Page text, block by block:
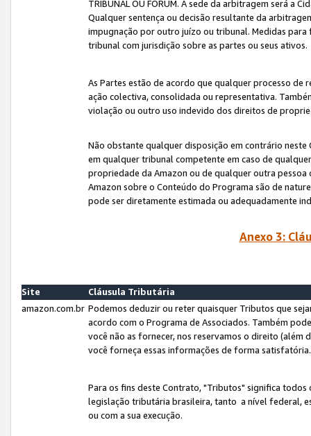
TRIBUNAL OU FÓRUM. A sede da arbitragem será a
Qualquer sentença ou decisão resultante da
impugnação por outro juízo ou tribunal. Medidas
tribunal com jurisdição sobre as partes ou seus ativos.
As Partes estão de acordo que qualquer processo
ação colectiva, consolidada ou representativa.
violação ou outro uso indevido dos direitos de
Não obstante qualquer disposição em contrário
em qualquer tribunal competente em caso de
propriedade da Amazon ou de qualquer outra
Amazon sobre o Conteúdo do Programa são de
pode ser diretamente estimada ou adequadamente
Anexo 3:
Site
Cláusula Tributária
amazon.com.br Podemos deduzir ou reter quaisquer Tributos que
acordo com o Programa de Associados. Também
você não as fornecer, nos reservamos o direito (além
você forneça essas informações de forma
Para os fins deste Contrato, "Tributos" significa
legislação tributária brasileira, tanto a nível federal,
ou com a sua execução.